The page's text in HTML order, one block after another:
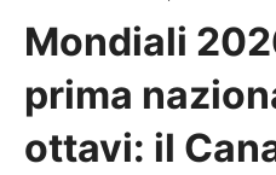
Mondiali
prima
ottavi: il